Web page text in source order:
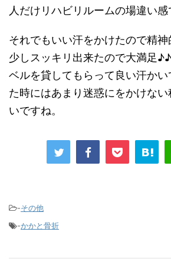
人だけリハビリルームの場違い
それでもいい汗をかけたので精
少しスッキリ出来たので大満足
ベルを貸してもらって良い汗かい
た時にはあまり迷惑にをかけな
いですね。
-その他
-かかと骨折